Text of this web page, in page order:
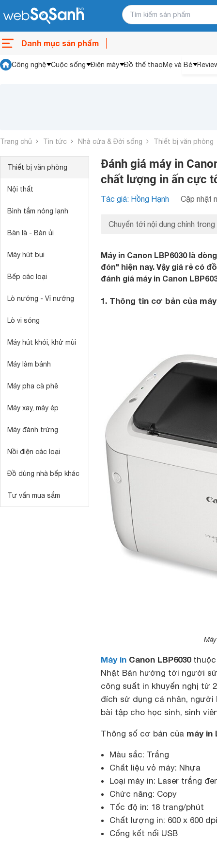
Danh mục sản phẩm
Công nghệ Cuộc sống Điện máy Đồ thể thaoMẹ và Bé
Trang chủ Tin tức Nhà cửa & Đời sống Thiết bị văn phòng
Thiết bị văn phòng
Nội thất
Bình tắm nóng lạnh
Bàn là - Bàn ủi
Máy hút bụi
Bếp các loại
Lò nướng - Vỉ nướng
Lò vi sóng
Máy hút khói, khử mùi
Máy làm bánh
Máy pha cà phê
Máy xay, máy ép
Máy đánh trứng
Nồi điện các loại
Đồ dùng nhà bếp khác
Tư vấn mua sắm
Đánh giá máy in
chất lượng in ấn cực
Tác giả: Hồng Hạnh Cập nhật
Chuyển tới nội dung chính trong
Máy in Canon LBP6030 là
đón" hiện nay. Vậy giá rẻ có
đánh giá máy in Canon
1. Thông tin cơ bản của máy
Máy in Canon LBP6030thuộc
Nhật Bản hướng tới người
công suất in khuyến nghị từ
đích sử dụng cá nhân, người
bài tập cho học sinh, sinh
Thông số cơ bản của máy in
Màu sắc: Trắng
Chất liệu vỏ máy: Nhựa
Loại máy in: Laser trắng
Chức năng: Copy
Tốc độ in: 18 trang/phút
Chất lượng in: 600 x 600 dpi
Cổng kết nối USB